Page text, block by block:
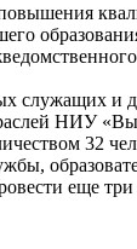
служащих и
НИУ
32
еще